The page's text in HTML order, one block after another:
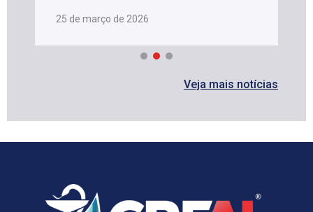
25 de março de 2026
Veja mais notícias